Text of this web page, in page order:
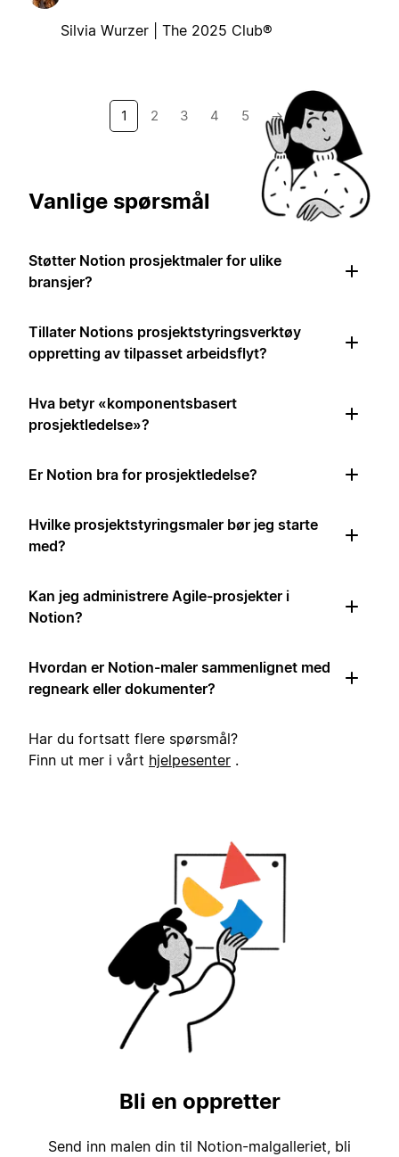
Silvia Wurzer | The 2025 Club®
1 2 3 4 5 →
Vanlige spørsmål
Støtter Notion prosjektmaler for ulike
bransjer?
Tillater Notions prosjektstyringsverktøy
oppretting av tilpasset arbeidsflyt?
Hva betyr «komponentsbasert
prosjektledelse»?
Er Notion bra for prosjektledelse?
Hvilke prosjektstyringsmaler bør jeg starte
med?
Kan jeg administrere Agile-prosjekter i
Notion?
Hvordan er Notion-maler sammenlignet med
regneark eller dokumenter?
Har du fortsatt flere spørsmål?
Finn ut mer i vårt hjelpesenter .
Bli en oppretter
Send inn malen din til Notion-malgalleriet, bli